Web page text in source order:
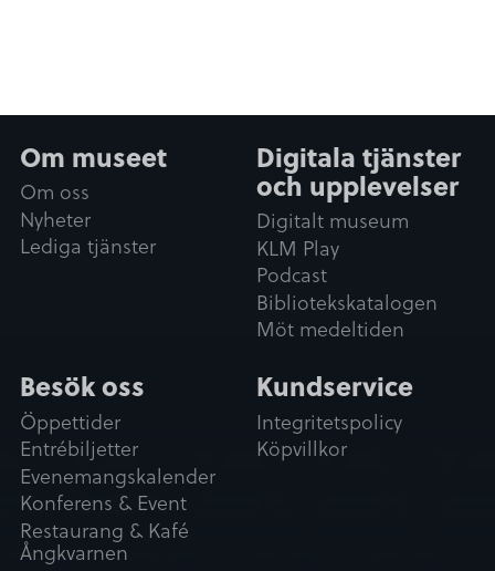
Om museet
Om oss
Nyheter
Lediga tjänster
Digitala tjänster
och upplevelser
Digitalt museum
KLM Play
Podcast
Bibliotekskatalogen
Möt medeltiden
Besök oss
Öppettider
Entrébiljetter
Evenemangskalender
Konferens & Event
Restaurang & Kafé
Ångkvarnen
Kundservice
Integritetspolicy
Köpvillkor